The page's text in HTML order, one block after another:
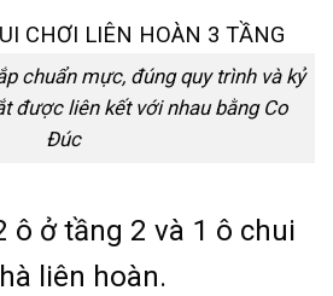
chuẩn mực, đúng quy trình và kỷ
được liên kết với nhau bằng Co
Đúc
ô ở tầng 2 và 1 ô chui
liên hoàn.